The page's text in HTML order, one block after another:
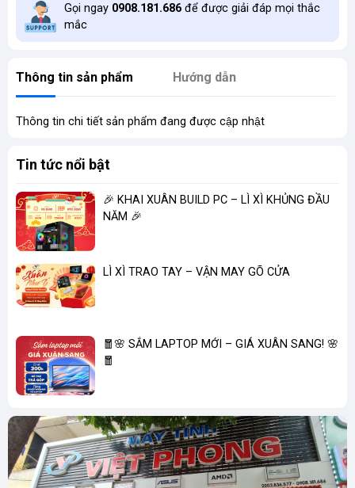
Gọi ngay 0908.181.686 để được giải đáp mọi thắc
mắc
Thông tin sản phẩm Hướng dẫn
Thông tin chi tiết sản phẩm đang được cập nhật
Tin tức nổi bật
🎉 KHAI XUÂN BUILD PC – LÌ XÌ KHỦNG ĐẦU
NĂM 🎉
LÌ XÌ TRAO TAY – VẬN MAY GÕ CỬA
🧧🌸 SẮM LAPTOP MỚI – GIÁ XUÂN SANG! 🌸
🧧